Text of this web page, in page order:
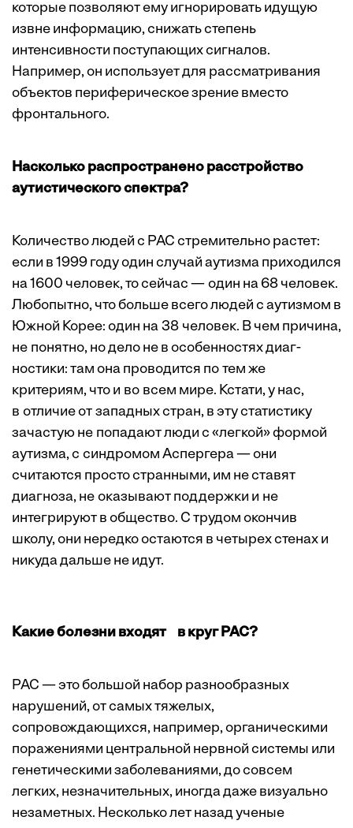
которые позволяют ему игнорировать идущую
извне информацию, снижать степень
интенсивности поступающих сигналов.
Например, он использует для рассматривания
объектов периферическое зрение вместо
фронтального.
Насколько распространено расстройство
аутистического спектра?
Количество людей с РАС стремитель­но растет:
если в 1999 году один случай аутизма приходился
на 1600 человек, то сейчас — один на 68 человек.
Любопытно, что больше всего людей с аутизмом в
Южной Корее: один на 38 человек. В чем причина,
не понятно, но дело не в особенностях диаг­
ностики: там она проводится по тем же
критериям, что и во всем мире. Кстати, у нас,
в отличие от западных стран, в эту статистику
зачастую не попадают люди с «легкой» формой
аутизма, с синдромом Аспергера — они
считаются просто странными, им не ставят
диагноза, не оказывают поддержки и не
интегрируют в общество. С трудом окончив
школу, они нередко остаются в четырех стенах и
никуда дальше не идут.
Какие болезни входят в круг РАС?
РАС — это большой набор разнооб­разных
нарушений, от самых тяжелых,
сопровождающихся, например, ­органическими
поражениями цент­ральной нервной системы или
генетическими заболеваниями, до совсем
легких, незначительных, иногда даже визуально
незаметных. Несколько лет назад ученые